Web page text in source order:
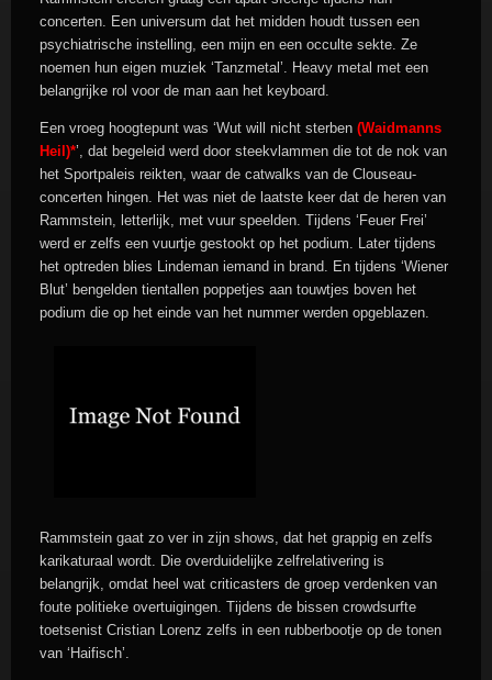
concerten. Een universum dat het midden houdt tussen een
psychiatrische instelling, een mijn en een occulte sekte. Ze
noemen hun eigen muziek ‘Tanzmetal’. Heavy metal met een
belangrijke rol voor de man aan het keyboard.
Een vroeg hoogtepunt was ‘Wut will nicht sterben (Waidmanns
Heil)*’, dat begeleid werd door steekvlammen die tot de nok van
het Sportpaleis reikten, waar de catwalks van de Clouseau-
concerten hingen. Het was niet de laatste keer dat de heren van
Rammstein, letterlijk, met vuur speelden. Tijdens ‘Feuer Frei’
werd er zelfs een vuurtje gestookt op het podium. Later tijdens
het optreden blies Lindeman iemand in brand. En tijdens ‘Wiener
Blut’ bengelden tientallen poppetjes aan touwtjes boven het
podium die op het einde van het nummer werden opgeblazen.
Rammstein gaat zo ver in zijn shows, dat het grappig en zelfs
karikaturaal wordt. Die overduidelijke zelfrelativering is
belangrijk, omdat heel wat criticasters de groep verdenken van
foute politieke overtuigingen. Tijdens de bissen crowdsurfte
toetsenist Cristian Lorenz zelfs in een rubberbootje op de tonen
van ‘Haifisch’.